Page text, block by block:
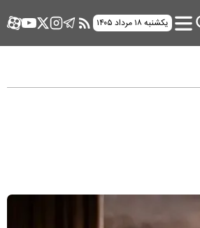
یکشنبه ۱۸ مرداد ۱۴۰۵